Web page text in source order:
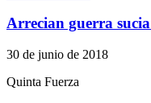
Arrecian guerra
30 de junio de 2018
Quinta Fuerza